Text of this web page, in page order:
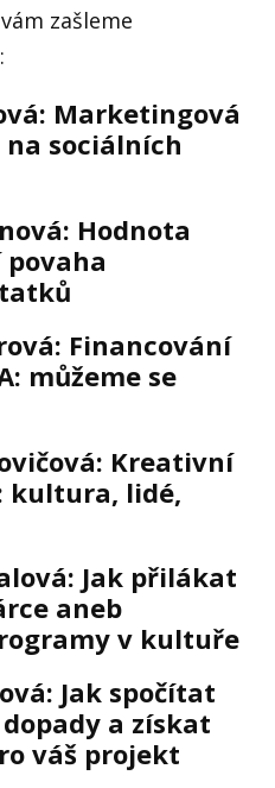
zašleme
Marketingová
sociálních
Hodnota
povaha
Financování
můžeme se
Kreativní
kultura, lidé,
Jak přilákat
aneb
v kultuře
Jak spočítat
a získat
váš projekt